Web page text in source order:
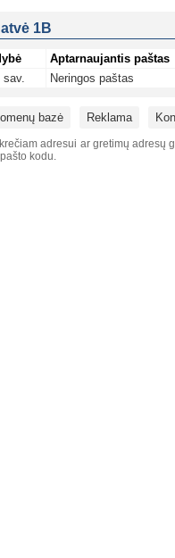
1B
Aptarnaujantis paštas
sav. Neringos paštas
bazė Reklama
adresui ar gretimų adresų
kodu.